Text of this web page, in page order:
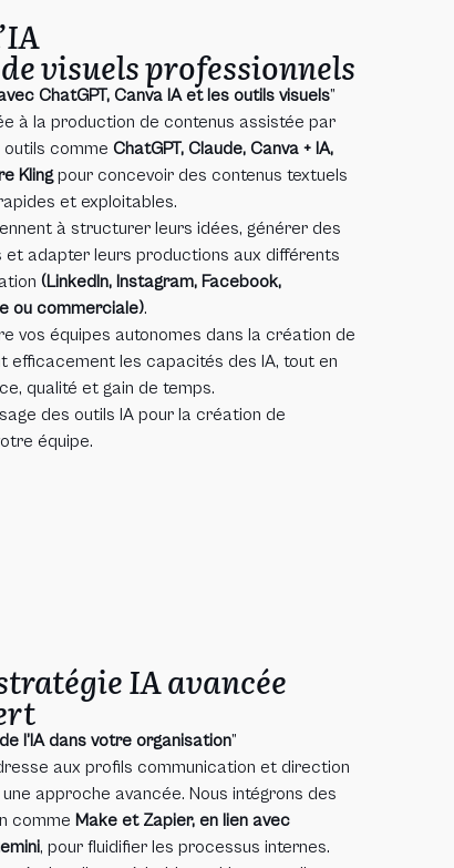
visuels professionnels
ChatGPT, Canva IA et les outils visuels”
à la production de contenus assistée par
outils comme ChatGPT, Claude, Canva + IA,
Klingpour concevoir des contenus textuels
et exploitables.
à structurer leurs idées, générer des
et adapter leurs productions aux différents
(LinkedIn, Instagram, Facebook,
ou commerciale).
vos équipes autonomes dans la création de
efficacement les capacités des IA, tout en
qualité et gain de temps.
des outils IA pour la création de
équipe.
IA avancée
l’IA dans votre organisation”
aux profils communication et direction
approche avancée. Nous intégrons des
comme Make et Zapier, en lien avec
, pour fluidifier les processus internes.